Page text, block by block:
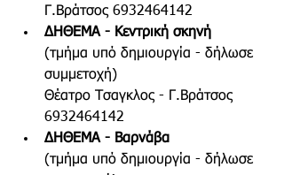
Γ.Βράτσος 6932464142
ΔΗΘΕΜΑ - Κεντρική σκηνή
(τμήμα υπό δημιουργία - δήλωσε
συμμετοχή)
Θέατρο Τσαγκλος - Γ.Βράτσος
6932464142
ΔΗΘΕΜΑ - Βαρνάβα
(τμήμα υπό δημιουργία - δήλωσε